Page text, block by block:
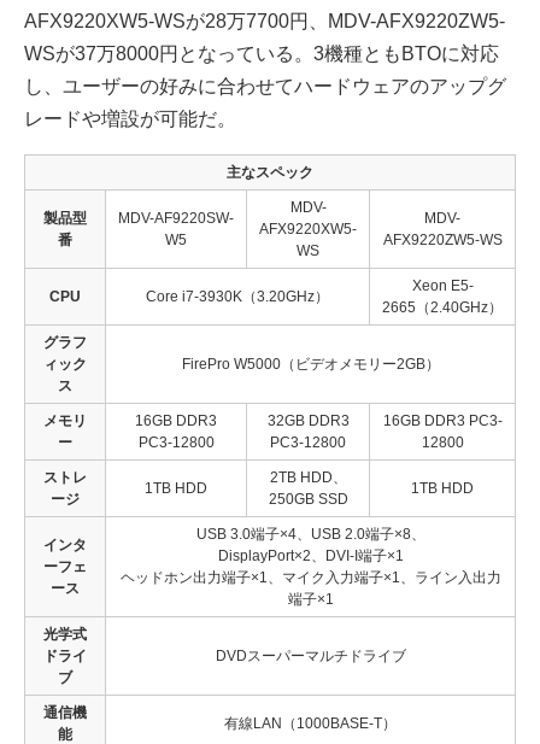
AFX9220XW5-WSが28万7700円、MDV-AFX9220ZW5-
WSが37万8000円となっている。3機種ともBTOに対応
し、ユーザーの好みに合わせてハードウェアのアップグ
レードや増設が可能だ。
主なスペック
製品型
番
MDV-AF9220SW-
W5
MDV-
AFX9220XW5-
WS
MDV-
AFX9220ZW5-WS
CPU Core i7-3930K（3.20GHz）
Xeon E5-
2665（2.40GHz）
グラフ
ィック
ス
FirePro W5000（ビデオメモリー2GB）
メモリ
ー
16GB DDR3
PC3-12800
32GB DDR3
PC3-12800
16GB DDR3 PC3-
12800
ストレ
ージ
1TB HDD
2TB HDD、
250GB SSD
1TB HDD
インタ
ーフェ
ース
USB 3.0端子×4、USB 2.0端子×8、
DisplayPort×2、DVI-I端子×1
ヘッドホン出力端子×1、マイク入力端子×1、ライン入出力
端子×1
光学式
ドライ
ブ
DVDスーパーマルチドライブ
通信機
能
有線LAN（1000BASE-T）